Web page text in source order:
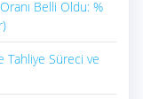
Belli Oldu: %
Süreci ve